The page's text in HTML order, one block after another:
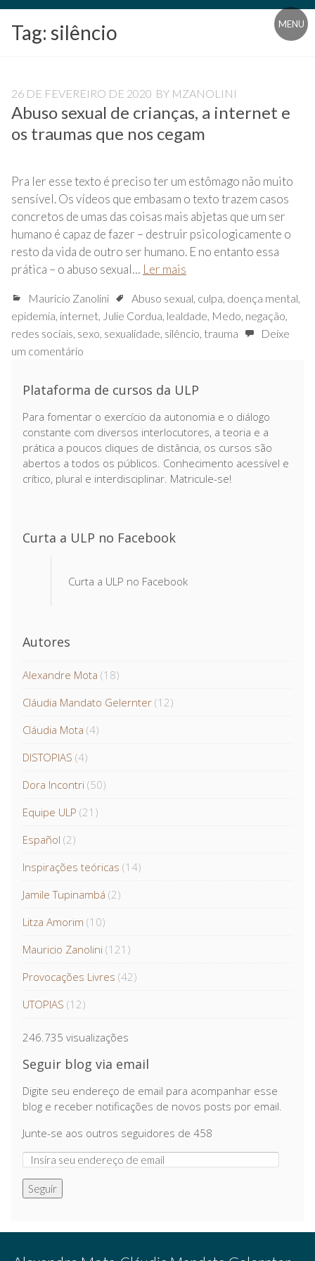
Blog
Universidade
Pampédia
MENU
Tag: silêncio
26 DE FEVEREIRO DE 2020 BY MZANOLINI
Abuso sexual de crianças, a internet e
os traumas que nos cegam
Pra ler esse texto é preciso ter um estômago não muito
sensível. Os vídeos que embasam o texto trazem casos
concretos de umas das coisas mais abjetas que um ser
humano é capaz de fazer – destruir psicologicamente o
resto da vida de outro ser humano. E no entanto essa
prática – o abuso sexual… Ler mais
Mauricio Zanolini Abuso sexual, culpa, doença mental,
epidemia, internet, Julie Cordua, lealdade, Medo, negação,
redes sociais, sexo, sexualidade, silêncio, trauma
Deixe
um comentário
Plataforma de cursos da ULP
Para fomentar o exercício da autonomia e o diálogo
constante com diversos interlocutores, a teoria e a
prática a poucos cliques de distância, os cursos são
abertos a todos os públicos. Conhecimento acessível e
crítico, plural e interdisciplinar. Matricule-se!
Curta a ULP no Facebook
Curta a ULP no Facebook
Autores
Alexandre Mota (18)
Cláudia Mandato Gelernter (12)
Cláudia Mota (4)
DISTOPIAS (4)
Dora Incontri (50)
Equipe ULP (21)
Español (2)
Inspirações teóricas (14)
Jamile Tupinambá (2)
Litza Amorim (10)
Mauricio Zanolini (121)
Provocações Livres (42)
UTOPIAS (12)
246.735 visualizações
Seguir blog via email
Digite seu endereço de email para acompanhar esse
blog e receber notificações de novos posts por email.
Junte-se aos outros seguidores de 458
Seguir